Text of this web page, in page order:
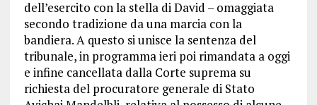
dell’esercito con la stella di David – omaggiata
secondo tradizione da una marcia con la
bandiera. A questo si unisce la sentenza del
tribunale, in programma ieri poi rimandata a oggi
e infine cancellata dalla Corte suprema su
richiesta del procuratore generale di Stato